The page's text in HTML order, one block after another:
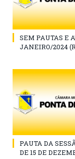
SEM PAUTAS E
JANEIRO/2024
PAUTA DA
DE 15 DE